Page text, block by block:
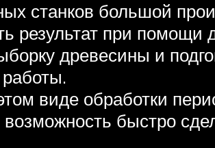
станков большой
результат при помощи
древесины и
виде обработки
быстро